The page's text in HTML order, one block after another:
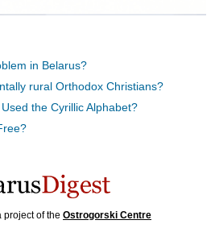
in Belarus?
rural Orthodox Christians?
the Cyrillic Alphabet?
project of the Ostrogorski Centre